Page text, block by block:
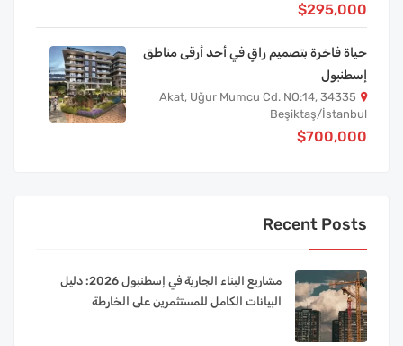
$295,000
حياة فاخرة بتصميم راقٍ في أحد أرقى مناطق
إسطنبول
Akat, Uğur Mumcu Cd. NO:14, 34335
Beşiktaş/İstanbul
$700,000
Recent Posts
مشاريع البناء الجارية في إسطنبول 2026: دليل
البيانات الكامل للمستثمرين على الخارطة